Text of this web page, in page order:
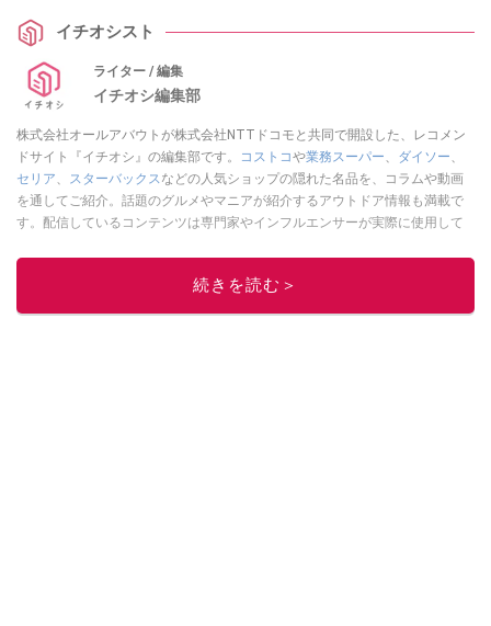
イチオシスト
ライター / 編集
イチオシ編集部
株式会社オールアバウトが株式会社NTTドコモと共同で開設した、レコメン
ドサイト『イチオシ』の編集部です。
コストコや業務スーパー、 ダイソー、
セリア、 スターバックスなどの人気ショップの隠れた名品を、コラムや動画
を通してご紹介。話題のグルメやマニアが紹介するアウトドア情報も満載で
す。配信しているコンテンツは専門家やインフルエンサーが実際に使用して
ニュースでフォロー
続きを読む＞